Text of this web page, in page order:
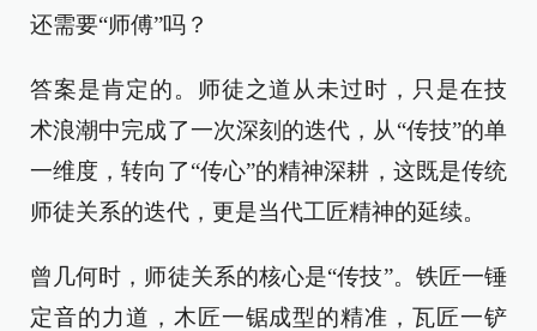
还需要“师傅”吗？
答案是肯定的。师徒之道从未过时，只是在技
术浪潮中完成了一次深刻的迭代，从“传技”的单
一维度，转向了“传心”的精神深耕，这既是传统
师徒关系的迭代，更是当代工匠精神的延续。
曾几何时，师徒关系的核心是“传技”。铁匠一锤
定音的力道，木匠一锯成型的精准，瓦匠一铲